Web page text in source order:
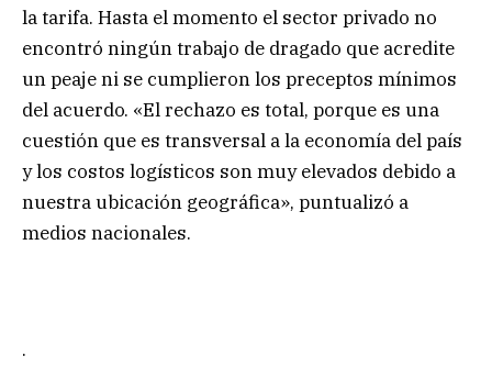
la tarifa. Hasta el momento el sector privado no
encontró ningún trabajo de dragado que acredite
un peaje ni se cumplieron los preceptos mínimos
del acuerdo. «El rechazo es total, porque es una
cuestión que es transversal a la economía del país
y los costos logísticos son muy elevados debido a
nuestra ubicación geográfica», puntualizó a
medios nacionales.
.